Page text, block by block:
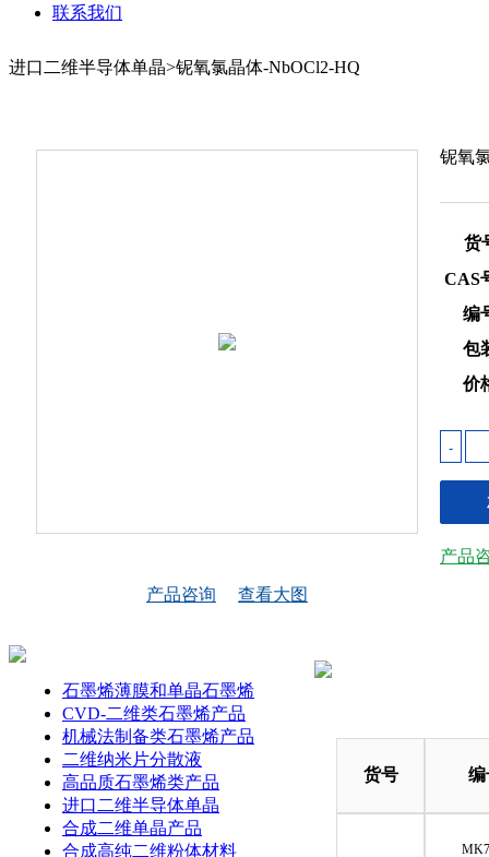
联系我们
进口二维半导体单晶>铌氧氯晶体-NbOCl2-HQ
铌氧
货
CAS
编
包
价
-
产品
产品咨询 查看大图
石墨烯薄膜和单晶石墨烯
CVD-二维类石墨烯产品
机械法制备类石墨烯产品
二维纳米片分散液
高品质石墨烯类产品
进口二维半导体单晶
合成二维单晶产品
合成高纯二维粉体材料
货号 编